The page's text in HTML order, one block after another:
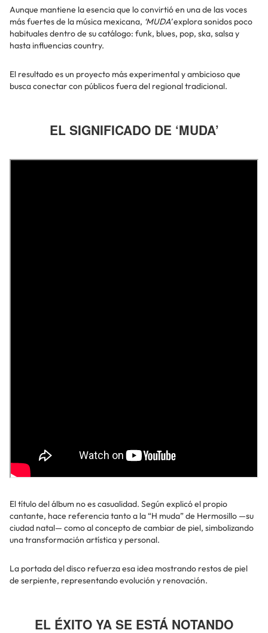
Aunque mantiene la esencia que lo convirtió en una de las voces
más fuertes de la música mexicana, ‘MUDA’explora sonidos poco
habituales dentro de su catálogo: funk, blues, pop, ska, salsa y
hasta influencias country.
El resultado es un proyecto más experimental y ambicioso que
busca conectar con públicos fuera del regional tradicional.
EL SIGNIFICADO DE ‘MUDA’
El título del álbum no es casualidad. Según explicó el propio
cantante, hace referencia tanto a la “H muda” de Hermosillo —su
ciudad natal— como al concepto de cambiar de piel, simbolizando
una transformación artística y personal.
La portada del disco refuerza esa idea mostrando restos de piel
de serpiente, representando evolución y renovación.
EL ÉXITO YA SE ESTÁ NOTANDO